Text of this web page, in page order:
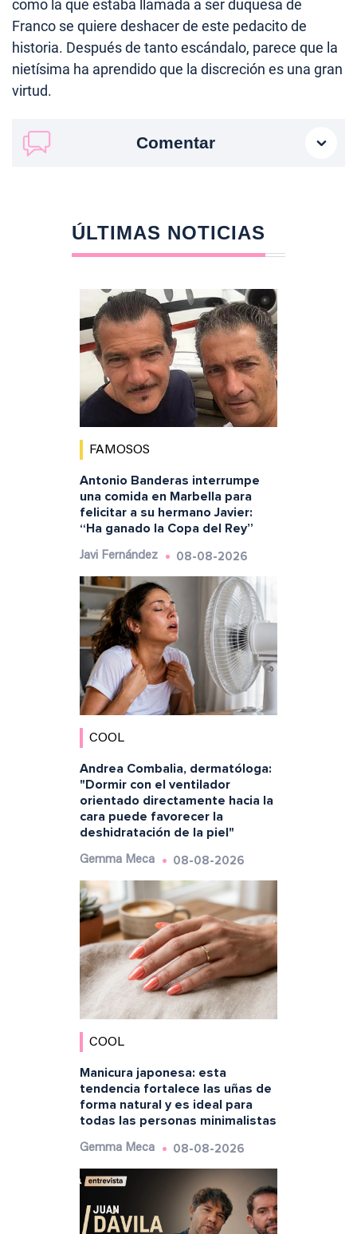
como la que estaba llamada a ser duquesa de
Franco se quiere deshacer de este pedacito de
historia. Después de tanto escándalo, parece que la
nietísima ha aprendido que la discreción es una gran
virtud.
Comentar
ÚLTIMAS NOTICIAS
FAMOSOS
Antonio Banderas interrumpe
una comida en Marbella para
felicitar a su hermano Javier:
“Ha ganado la Copa del Rey”
Javi Fernández 08-08-2026
COOL
Andrea Combalia, dermatóloga:
"Dormir con el ventilador
orientado directamente hacia la
cara puede favorecer la
deshidratación de la piel"
Gemma Meca 08-08-2026
COOL
Manicura japonesa: esta
tendencia fortalece las uñas de
forma natural y es ideal para
todas las personas minimalistas
Gemma Meca 08-08-2026